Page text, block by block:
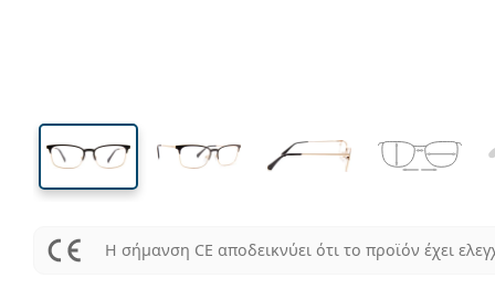
Η σήμανση CE αποδεικνύει ότι το προϊόν έχει